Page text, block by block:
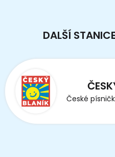
DALŠÍ
České